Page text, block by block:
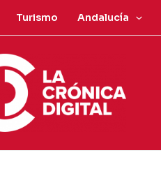
Turismo Andalucía